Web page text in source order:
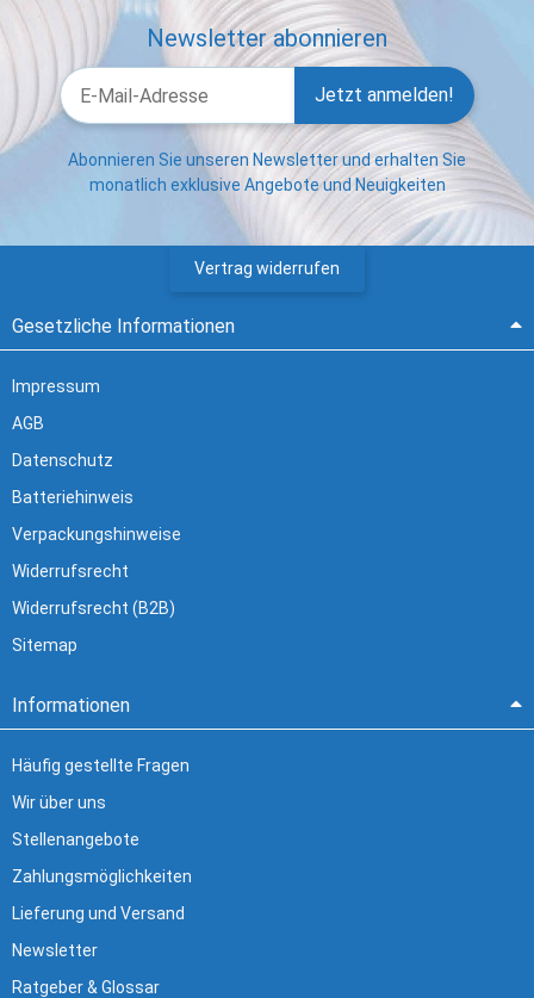
Newsletter abonnieren
Jetzt anmelden!
Abonnieren Sie unseren Newsletter und erhalten Sie
monatlich exklusive Angebote und Neuigkeiten
Vertrag widerrufen
Gesetzliche Informationen
Impressum
AGB
Datenschutz
Batteriehinweis
Verpackungshinweise
Widerrufsrecht
Widerrufsrecht (B2B)
Sitemap
Informationen
Häufig gestellte Fragen
Wir über uns
Stellenangebote
Zahlungsmöglichkeiten
Lieferung und Versand
Newsletter
Ratgeber & Glossar